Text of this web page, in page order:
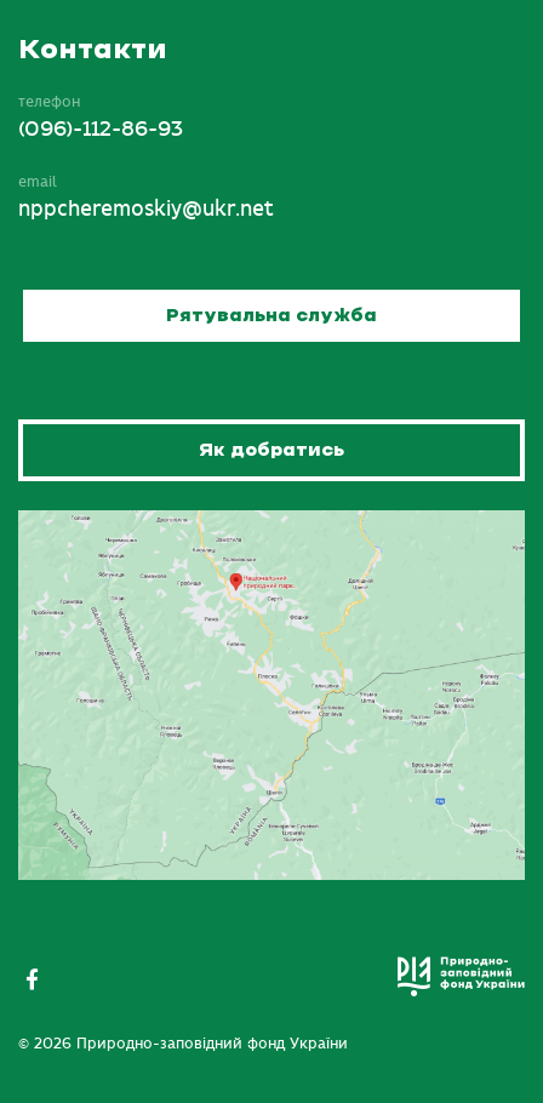
Контакти
телефон
(096)-112-86-93
email
nppcheremoskiy@ukr.net
Рятувальна служба
Як добратись
© 2026 Природно-заповідний фонд України